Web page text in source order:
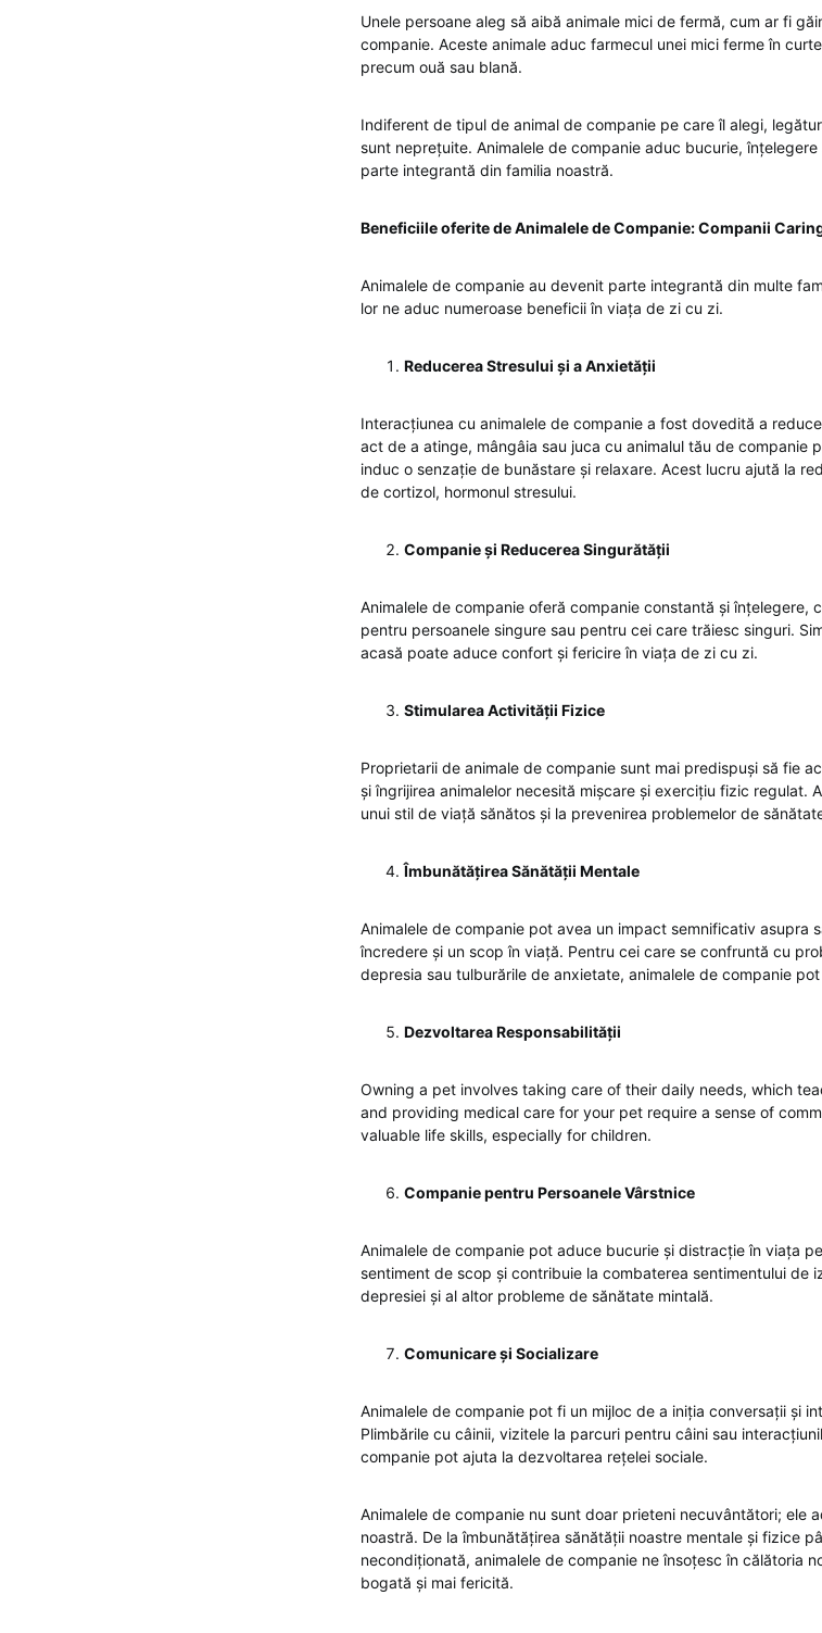
Unele persoane aleg să aibă animale mici de fermă, cum ar fi
companie. Aceste animale aduc farmecul unei mici ferme în
precum ouă sau blană.
Indiferent de tipul de animal de companie pe care îl alegi,
sunt neprețuite. Animalele de companie aduc bucurie,
parte integrantă din familia noastră.
Beneficiile oferite de Animalele de Companie: Companii
Animalele de companie au devenit parte integrantă din multe
lor ne aduc numeroase beneficii în viața de zi cu zi.
Reducerea Stresului și a Anxietății
Interacțiunea cu animalele de companie a fost dovedită a
act de a atinge, mângâia sau juca cu animalul tău de companie
induc o senzație de bunăstare și relaxare. Acest lucru ajută la
de cortizol, hormonul stresului.
Companie și Reducerea Singurătății
Animalele de companie oferă companie constantă și
pentru persoanele singure sau pentru cei care trăiesc singuri.
acasă poate aduce confort și fericire în viața de zi cu zi.
Stimularea Activității Fizice
Proprietarii de animale de companie sunt mai predispuși să fie
și îngrijirea animalelor necesită mișcare și exercițiu fizic regulat.
unui stil de viață sănătos și la prevenirea problemelor de
Îmbunătățirea Sănătății Mentale
Animalele de companie pot avea un impact semnificativ asupra
încredere și un scop în viață. Pentru cei care se confruntă cu
depresia sau tulburările de anxietate, animalele de companie
Dezvoltarea Responsabilității
Owning a pet involves taking care of their daily needs, which
and providing medical care for your pet require a sense of
valuable life skills, especially for children.
Companie pentru Persoanele Vârstnice
Animalele de companie pot aduce bucurie și distracție în viața
sentiment de scop și contribuie la combaterea sentimentului de
depresiei și al altor probleme de sănătate mintală.
Comunicare și Socializare
Animalele de companie pot fi un mijloc de a iniția conversații și
Plimbările cu câinii, vizitele la parcuri pentru câini sau
companie pot ajuta la dezvoltarea rețelei sociale.
Animalele de companie nu sunt doar prieteni necuvântători; ele
noastră. De la îmbunătățirea sănătății noastre mentale și fizice
necondiționată, animalele de companie ne însoțesc în călătoria
bogată și mai fericită.